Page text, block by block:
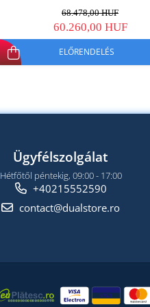
68.478,00 HUF
60.260,00 HUF
ELŐRENDELÉS
Ügyfélszolgálat
Hétfőtől péntekig, 09:00 - 17:00
+40215552590
contact@dualstore.ro